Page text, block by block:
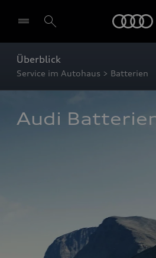
Überblick
Service im Autohaus > Batterien
Audi